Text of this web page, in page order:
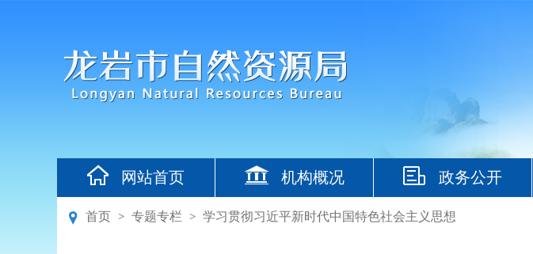
网站首页 机构概况 政务公开
首页 > 专题专栏 > 学习贯彻习近平新时代中国特色社会主义思想